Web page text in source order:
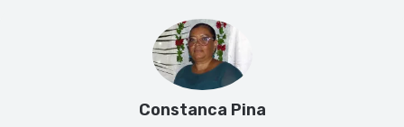
Constanca Pina